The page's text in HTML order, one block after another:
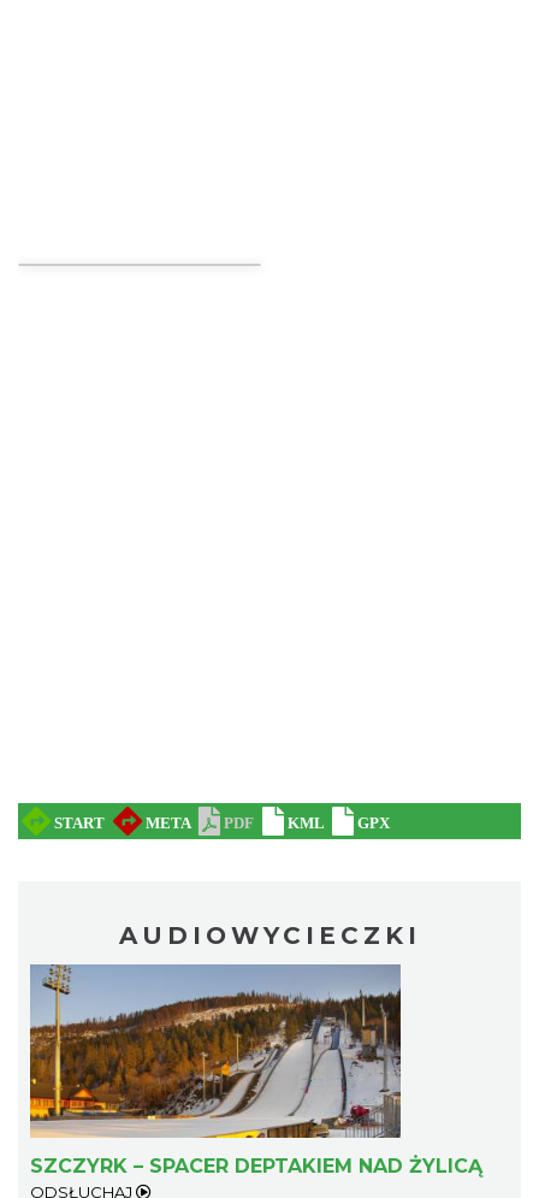
AUDIOWYCIECZKI
SZCZYRK – SPACER DEPTAKIEM NAD ŻYLICĄ
ODSŁUCHAJ